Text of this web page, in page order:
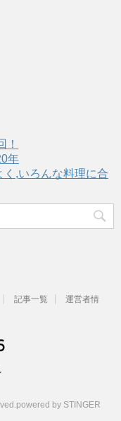
！
年
,いろんな料理に合
記事一覧
運営者情
powered by STINGER